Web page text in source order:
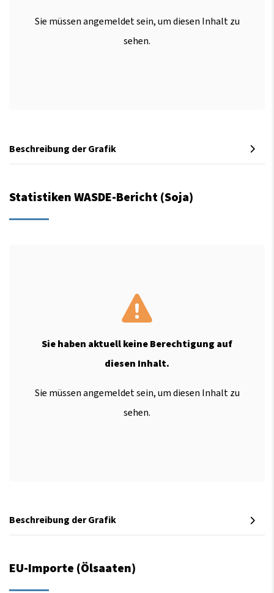
Sie müssen angemeldet sein, um diesen Inhalt zu
sehen.
Beschreibung der Grafik
Statistiken WASDE-Bericht (Soja)
Sie haben aktuell keine Berechtigung auf
diesen Inhalt.
Sie müssen angemeldet sein, um diesen Inhalt zu
sehen.
Beschreibung der Grafik
EU-Importe (Ölsaaten)